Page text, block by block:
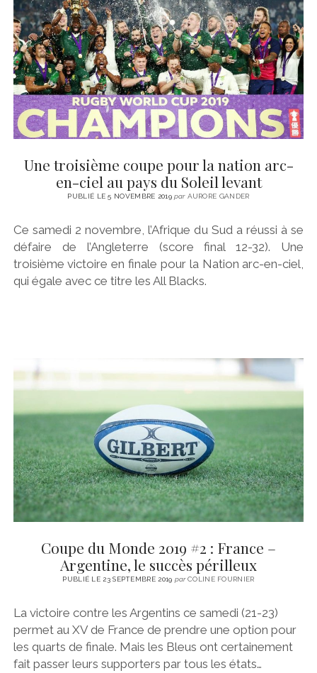
CINÉMA
LITTÉRATURE
ÉCONOMIE
SPORT
MÉDIAS
SANTÉ
instagram
emailemail-
form
Une troisième coupe pour la nation arc-
en-ciel au pays du Soleil levant
PUBLIÉ LE 5 NOVEMBRE 2019parAURORE GANDER
Ce samedi 2 novembre, l’Afrique du Sud a réussi à se
défaire de l’Angleterre (score final 12-32). Une
troisième victoire en finale pour la Nation arc-en-ciel,
qui égale avec ce titre les All Blacks.
Coupe du Monde 2019 #2 : France –
Argentine, le succès périlleux
PUBLIÉ LE 23 SEPTEMBRE 2019 parCOLINE FOURNIER
La victoire contre les Argentins ce samedi (21-23)
permet au XV de France de prendre une option pour
les quarts de finale. Mais les Bleus ont certainement
fait passer leurs supporters par tous les états…